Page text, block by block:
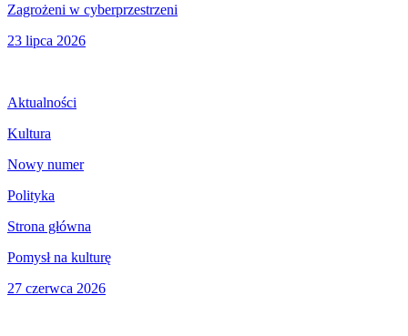
Zagrożeni w cyberprzestrzeni
23 lipca 2026
Aktualności
Kultura
Nowy numer
Polityka
Strona główna
Pomysł na kulturę
27 czerwca 2026